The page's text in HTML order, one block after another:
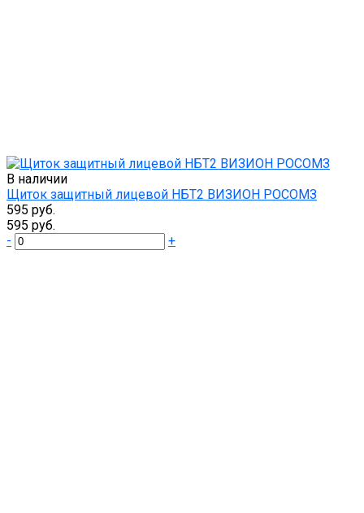
В наличии
Щиток защитный лицевой НБТ2 ВИЗИОН РОСОМЗ
595 руб.
595 руб.
-
+